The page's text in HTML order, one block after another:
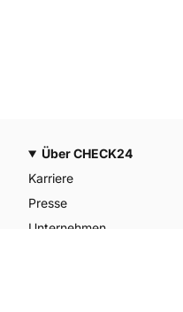
Über CHECK24
Karriere
Presse
Unternehmen